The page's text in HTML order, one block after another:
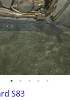
• • • • •
S83